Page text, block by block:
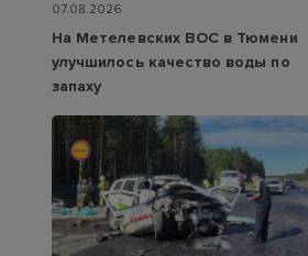
07.08.2026
На Метелевских ВОС в Тюмени
улучшилось качество воды по
запаху